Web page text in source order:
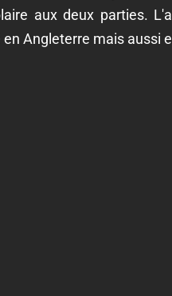
aux deux parties.
Angleterre mais aussi